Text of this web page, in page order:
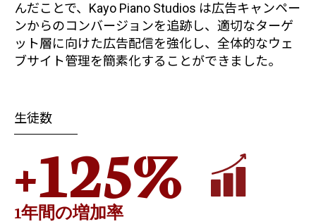
んだことで、Kayo Piano Studios は広告キャンペー
ンからのコンバージョンを追跡し、適切なターゲ
ット層に向けた広告配信を強化し、全体的なウェ
ブサイト管理を簡素化することができました。
生徒数
+125%
1年間の増加率